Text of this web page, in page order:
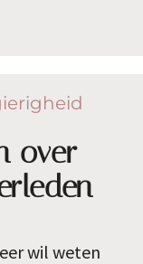
over
wil weten